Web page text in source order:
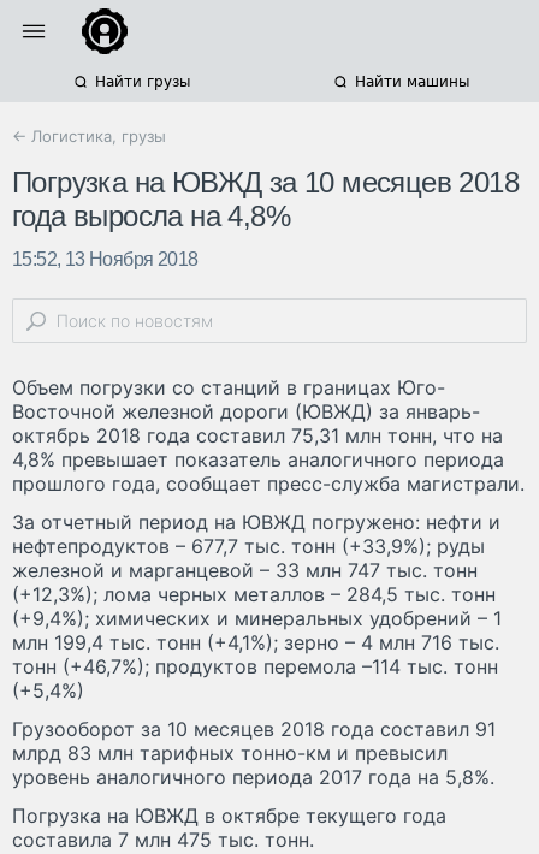
Найти грузы Найти машины
← Логистика, грузы
Погрузка на ЮВЖД за 10 месяцев 2018
года выросла на 4,8%
15:52, 13 Ноября 2018
Объем погрузки со станций в границах Юго-
Восточной железной дороги (ЮВЖД) за январь-
октябрь 2018 года составил 75,31 млн тонн, что на
4,8% превышает показатель аналогичного периода
прошлого года, сообщает пресс-служба магистрали.
За отчетный период на ЮВЖД погружено: нефти и
нефтепродуктов – 677,7 тыс. тонн (+33,9%); руды
железной и марганцевой – 33 млн 747 тыс. тонн
(+12,3%); лома черных металлов – 284,5 тыс. тонн
(+9,4%); химических и минеральных удобрений – 1
млн 199,4 тыс. тонн (+4,1%); зерно – 4 млн 716 тыс.
тонн (+46,7%); продуктов перемола –114 тыс. тонн
(+5,4%)
Грузооборот за 10 месяцев 2018 года составил 91
млрд 83 млн тарифных тонно-км и превысил
уровень аналогичного периода 2017 года на 5,8%.
Погрузка на ЮВЖД в октябре текущего года
составила 7 млн 475 тыс. тонн.